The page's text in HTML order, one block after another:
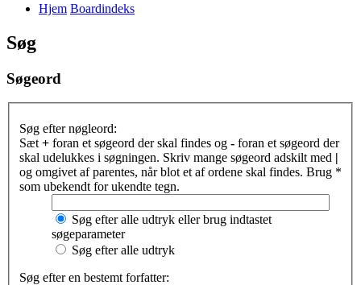
Hjem Boardindeks
Søg
Søgeord
Søg efter nøgleord:
Sæt + foran et søgeord der skal findes og - foran et søgeord der
skal udelukkes i søgningen. Skriv mange søgeord adskilt med |
og omgivet af parentes, når blot et af ordene skal findes. Brug *
som ubekendt for ukendte tegn.
Søg efter alle udtryk eller brug indtastet
søgeparameter
Søg efter alle udtryk
Søg efter en bestemt forfatter: